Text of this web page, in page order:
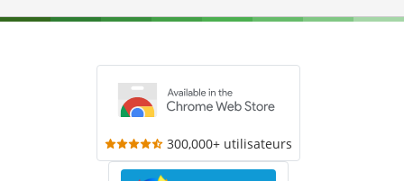
300,000+ utilisateurs